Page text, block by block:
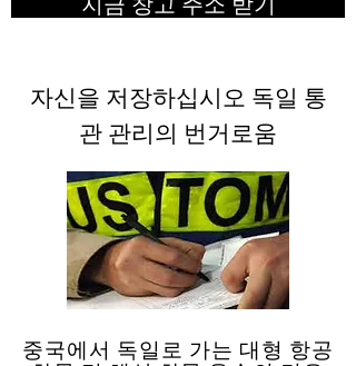
자신을 저장하십시오 독일 통
관 관리의 번거로움
중국에서 독일로 가는 대형 항공